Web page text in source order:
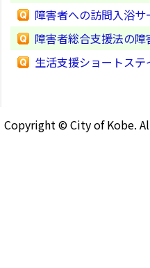
障害者への訪問入浴
障害者総合支援法の
生活支援ショートス
Copyright © City of Kobe.